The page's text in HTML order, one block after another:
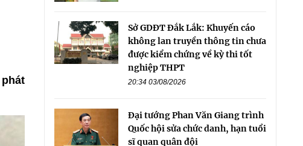
Sở GDĐT Đắk Lắk: Khuyến cáo
không lan truyền thông tin chưa
được kiểm chứng về kỳ thi tốt
nghiệp THPT
20:34 03/08/2026
Đại tướng Phan Văn Giang trình
Quốc hội sửa chức danh, hạn tuổi
sĩ quan quân đội